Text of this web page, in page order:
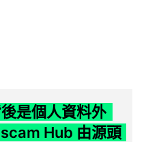
是個人資料外
Hub 由源頭